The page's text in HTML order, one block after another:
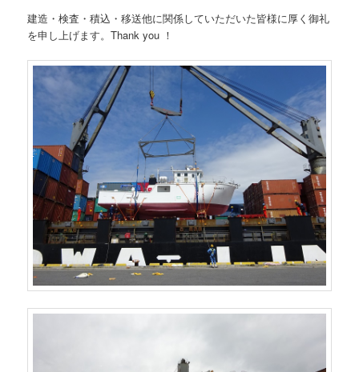
建造・検査・積込・移送他に関係していただいた皆様に厚く御礼
を申し上げます。Thank you ！